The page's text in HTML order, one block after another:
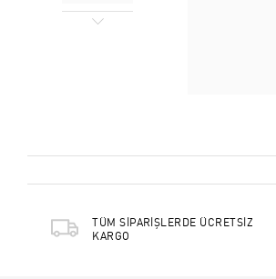
TÜM SİPARİŞLERDE ÜCRETSİZ
KARGO